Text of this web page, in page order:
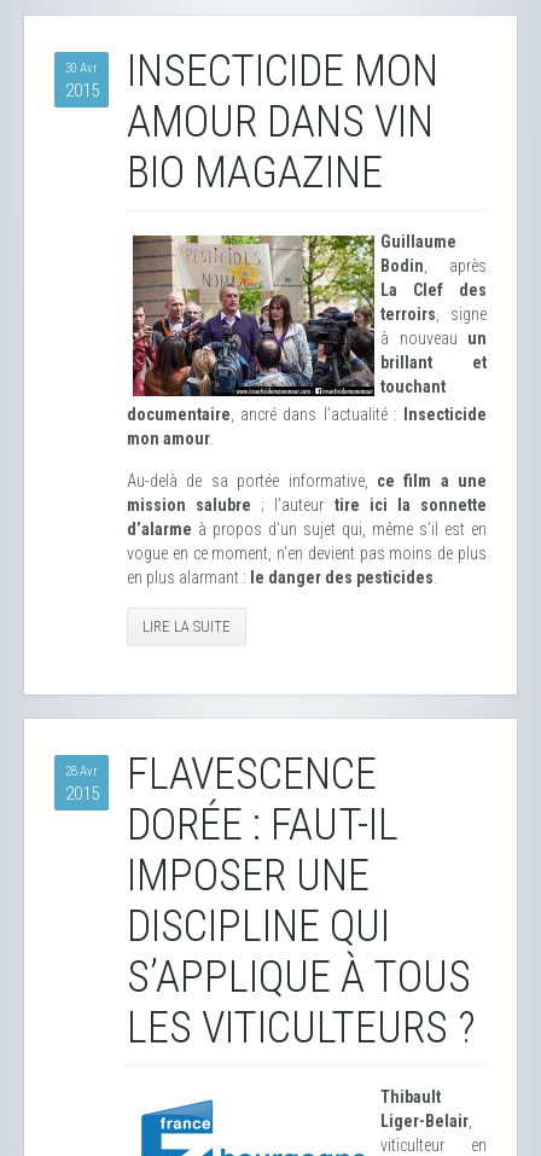
30 Avr
2015
INSECTICIDE MON
AMOUR DANS VIN
BIO MAGAZINE
Guillaume
Bodin , après
La Clef des
terroirs , signe
à nouveau un
brillant et
touchant
documentaire , ancré dans l’actualité :
Insecticide
mon amour
Au-delà de sa portée informative, ce film a une
mission salubre ; l’auteur tire ici la sonnette
d’alarme à propos d’un sujet qui, même s’il est en
vogue en ce moment, n’en devient pas moins de plus
en plus alarmant : le danger des pesticides
LIRE LA SUITE
28 Avr
2015
FLAVESCENCE
DORÉE : FAUT-IL
IMPOSER UNE
DISCIPLINE QUI
S’APPLIQUE À TOUS
LES VITICULTEURS ?
Thibault
Liger-Belair
viticulteur en